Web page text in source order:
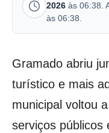
2026 às 06:38.
às 06:38.
Gramado abriu
turístico e mais
municipal voltou
serviços públicos